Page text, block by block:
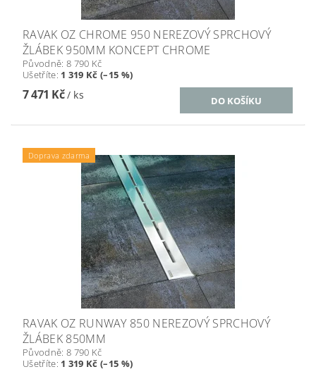
RAVAK OZ CHROME 950 NEREZOVÝ SPRCHOVÝ
ŽLÁBEK 950MM KONCEPT CHROME
Původně: 8 790 Kč
Ušetříte: 1 319 Kč (–15 %)
7 471 Kč/ ks
Doprava zdarma
RAVAK OZ RUNWAY 850 NEREZOVÝ SPRCHOVÝ
ŽLÁBEK 850MM
Původně: 8 790 Kč
Ušetříte: 1 319 Kč (–15 %)